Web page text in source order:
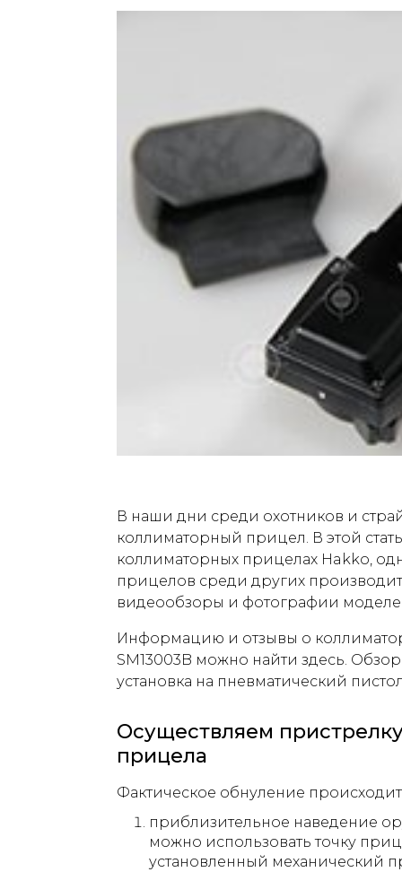
В наши дни среди охотников и
коллиматорный прицел. В этой
коллиматорных прицелах Hakko,
прицелов среди других
видеообзоры и фотографии
Информацию и отзывы о
SM13003B можно найти здесь.
установка на пневматический
Осуществляем
прицела
Фактическое обнуление
приблизительное наведение
можно использовать точку
установленный механический